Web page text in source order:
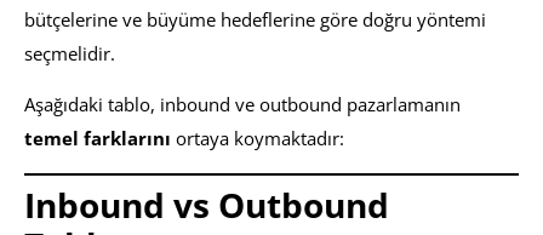
bütçelerine ve büyüme hedeflerine göre doğru yöntemi
seçmelidir.
Aşağıdaki tablo, inbound ve outbound pazarlamanın
temel farklarını ortaya koymaktadır:
Inbound vs Outbound